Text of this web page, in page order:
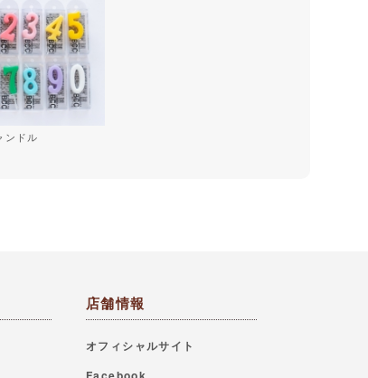
ンドル
店舗情報
オフィシャルサイト